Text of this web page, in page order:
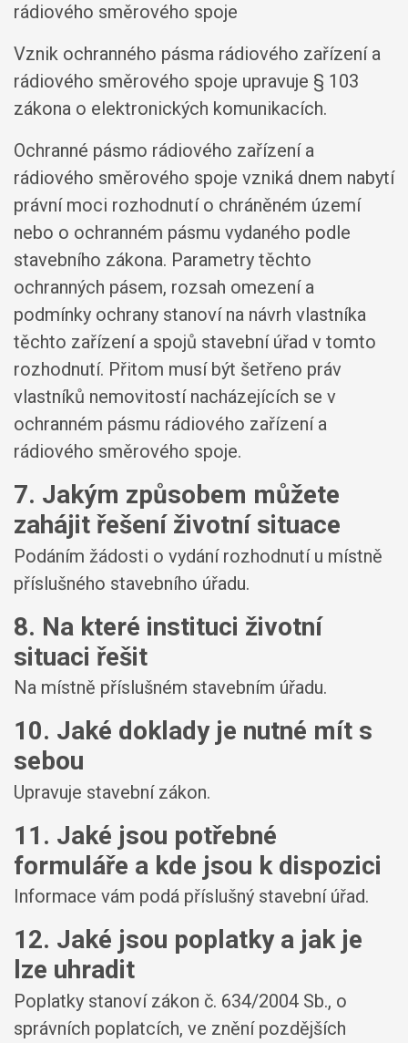
rádiového směrového spoje
Vznik ochranného pásma rádiového zařízení a
rádiového směrového spoje upravuje § 103
zákona o elektronických komunikacích.
Ochranné pásmo rádiového zařízení a
rádiového směrového spoje vzniká dnem nabytí
právní moci rozhodnutí o chráněném území
nebo o ochranném pásmu vydaného podle
stavebního zákona. Parametry těchto
ochranných pásem, rozsah omezení a
podmínky ochrany stanoví na návrh vlastníka
těchto zařízení a spojů stavební úřad v tomto
rozhodnutí. Přitom musí být šetřeno práv
vlastníků nemovitostí nacházejících se v
ochranném pásmu rádiového zařízení a
rádiového směrového spoje.
7. Jakým způsobem můžete
zahájit řešení životní situace
Podáním žádosti o vydání rozhodnutí u místně
příslušného stavebního úřadu.
8. Na které instituci životní
situaci řešit
Na místně příslušném stavebním úřadu.
10. Jaké doklady je nutné mít s
sebou
Upravuje stavební zákon.
11. Jaké jsou potřebné
formuláře a kde jsou k dispozici
Informace vám podá příslušný stavební úřad.
12. Jaké jsou poplatky a jak je
lze uhradit
Poplatky stanoví zákon č. 634/2004 Sb., o
správních poplatcích, ve znění pozdějších